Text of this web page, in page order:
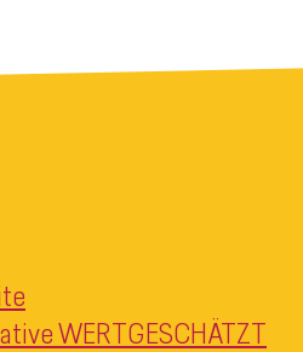
WERTGESCHÄTZT